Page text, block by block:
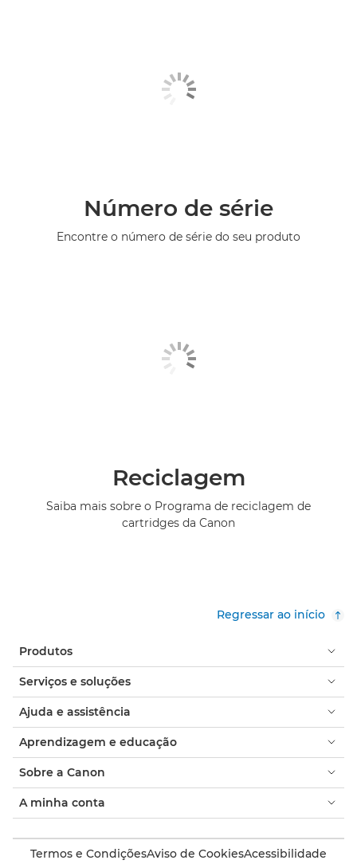
Número de série
Encontre o número de série do seu produto
Reciclagem
Saiba mais sobre o Programa de reciclagem de
cartridges da Canon
Regressar ao início
Produtos
Serviços e soluções
Ajuda e assistência
Aprendizagem e educação
Sobre a Canon
A minha conta
Termos e CondiçõesAviso de CookiesAcessibilidade